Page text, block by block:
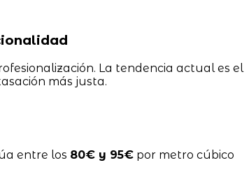
La tendencia actual es el
más justa.
entre los 80€ y 95€por metro cúbico